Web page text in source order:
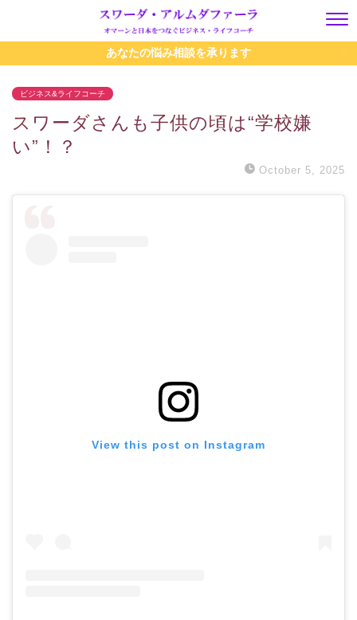
あなたの悩み相談を承ります
ビジネス&ライフコーチ
スワーダさんも子供の頃は“学校嫌
い”！？
October 5, 2025
View this post on Instagram